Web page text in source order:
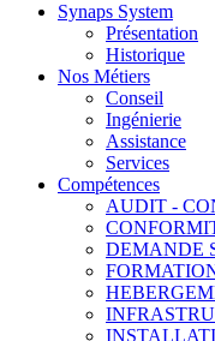
Synaps System
Présentation
Historique
Nos Métiers
Conseil
Ingénierie
Assistance
Services
Compétences
AUDIT -
DEMANDE